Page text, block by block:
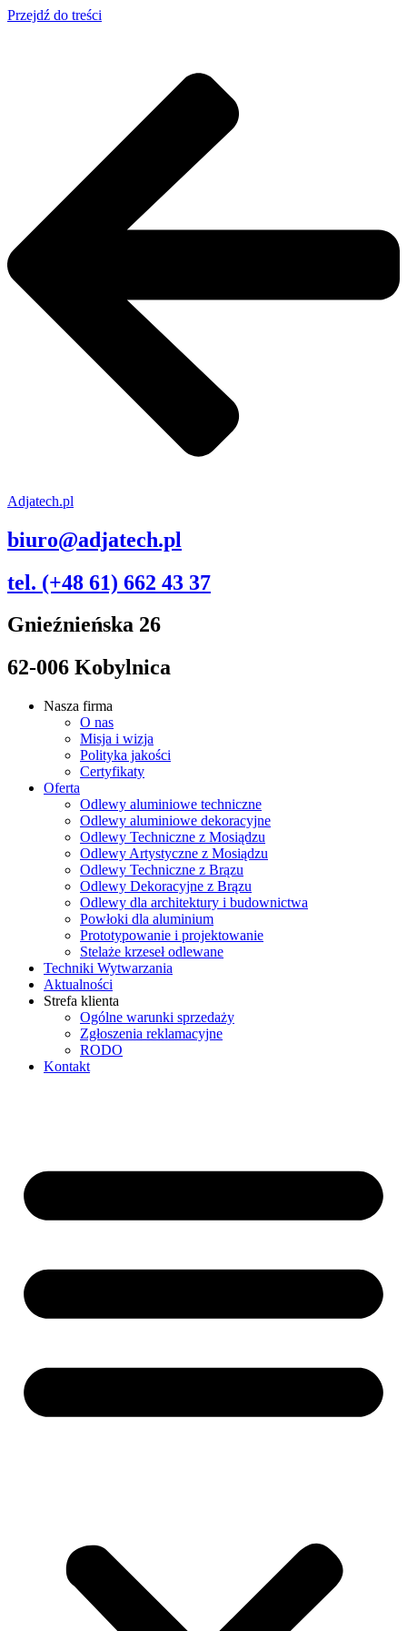
Przejdź do treści
Adjatech.pl
biuro@adjatech.pl
tel. (+48 61) 662 43 37
Gnieźnieńska 26
62-006 Kobylnica
Nasza firma
O nas
Misja i wizja
Polityka jakości
Certyfikaty
Oferta
Odlewy aluminiowe techniczne
Odlewy aluminiowe dekoracyjne
Odlewy Techniczne z Mosiądzu
Odlewy Artystyczne z Mosiądzu
Odlewy Techniczne z Brązu
Odlewy Dekoracyjne z Brązu
Odlewy dla architektury i budownictwa
Powłoki dla aluminium
Prototypowanie i projektowanie
Stelaże krzeseł odlewane
Techniki Wytwarzania
Aktualności
Strefa klienta
Ogólne warunki sprzedaży
Zgłoszenia reklamacyjne
RODO
Kontakt